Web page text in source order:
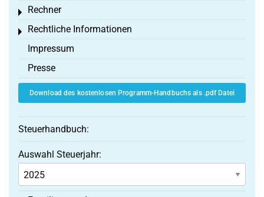
Rechner
Toggle menu
Rechtliche Informationen
Toggle menu
Impressum
Presse
Download des kostenlosen Programm-Handbuchs als .pdf Datei
Steuerhandbuch:
Auswahl Steuerjahr: